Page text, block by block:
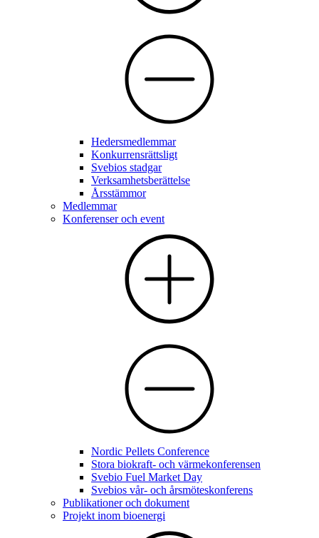
Hedersmedlemmar
Konkurrensrättsligt
Svebios stadgar
Verksamhetsberättelse
Årsstämmor
Medlemmar
Konferenser och event
Nordic Pellets Conference
Stora biokraft- och värmekonferensen
Svebio Fuel Market Day
Svebios vår- och årsmöteskonferens
Publikationer och dokument
Projekt inom bioenergi